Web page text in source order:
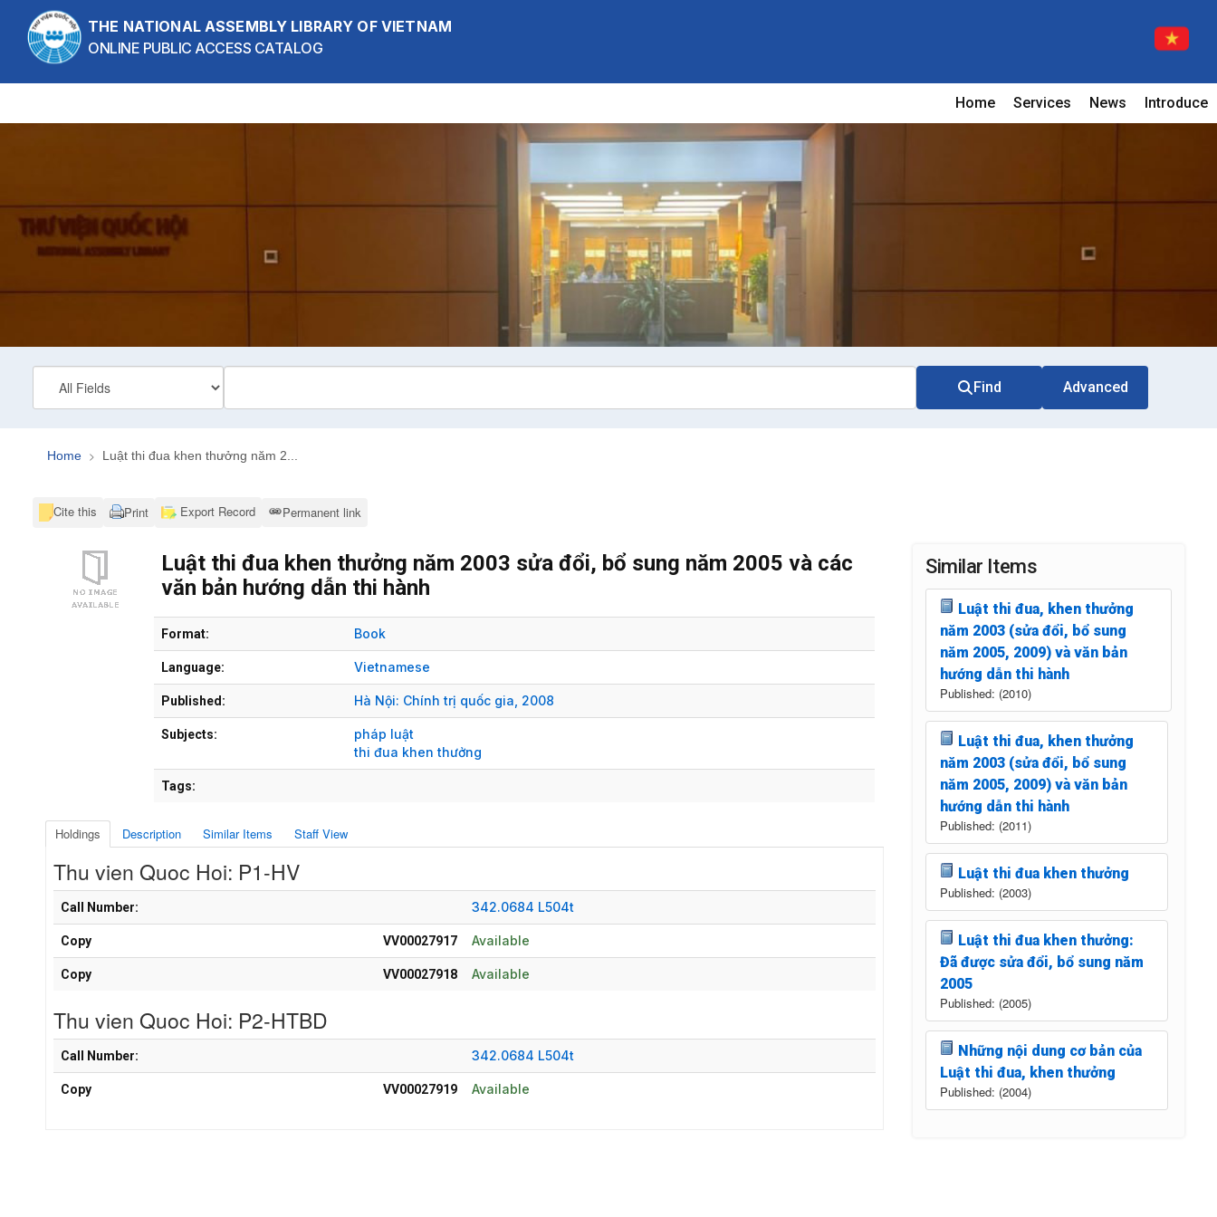
Skip to content
THE NATIONAL ASSEMBLY LIBRARY OF VIETNAM
ONLINE PUBLIC ACCESS CATALOG
Home Services News Introduce
Find Advanced
Home Luật thi đua khen thưởng năm 2...
Cite this Print Export Record Permanent link
Luật thi đua khen thưởng năm 2003 sửa đổi, bổ sung năm 2005 và các
văn bản hướng dẫn thi hành
Format: Book
Language: Vietnamese
Published: Hà Nội: Chính trị quốc gia, 2008
Subjects:
pháp luật
thi đua khen thưởng
Tags:
Holdings Description Similar Items Staff View
Thu vien Quoc Hoi: P1-HV
Call Number: 342.0684 L504t
Copy VV00027917 Available
Copy VV00027918 Available
Thu vien Quoc Hoi: P2-HTBD
Call Number: 342.0684 L504t
Copy VV00027919 Available
Similar Items
Luật thi đua, khen thưởng
năm 2003 (sửa đổi, bổ sung
năm 2005, 2009) và văn bản
hướng dẫn thi hành
Published: (2010)
Luật thi đua, khen thưởng
năm 2003 (sửa đổi, bổ sung
năm 2005, 2009) và văn bản
hướng dẫn thi hành
Published: (2011)
Luật thi đua khen thưởng
Published: (2003)
Luật thi đua khen thưởng:
Đã được sửa đổi, bổ sung năm
2005
Published: (2005)
Những nội dung cơ bản của
Luật thi đua, khen thưởng
Published: (2004)